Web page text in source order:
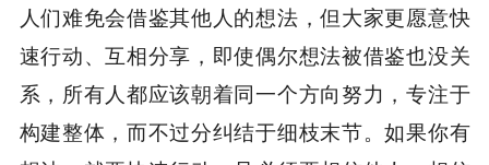
人们难免会借鉴其他人的想法，但大家更愿意快
速行动、互相分享，即使偶尔想法被借鉴也没关
系，所有人都应该朝着同一个方向努力，专注于
构建整体，而不过分纠结于细枝末节。如果你有